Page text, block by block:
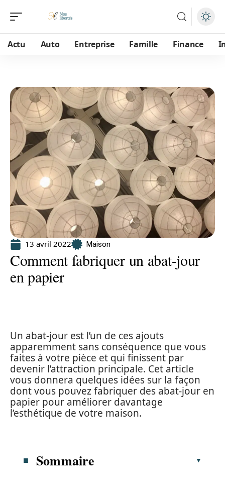
Actu Auto Entreprise Famille Finance
13 avril 2022 Maison
Comment fabriquer un abat-jour
en papier
Un abat-jour est l’un de ces ajouts
apparemment sans conséquence que vous
faites à votre pièce et qui finissent par
devenir l’attraction principale. Cet article
vous donnera quelques idées sur la façon
dont vous pouvez fabriquer des abat-jour en
papier pour améliorer davantage
l’esthétique de votre maison.
Sommaire